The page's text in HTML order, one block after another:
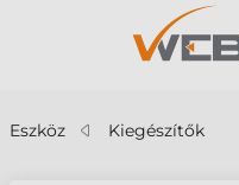
Eszköz Kiegészítők